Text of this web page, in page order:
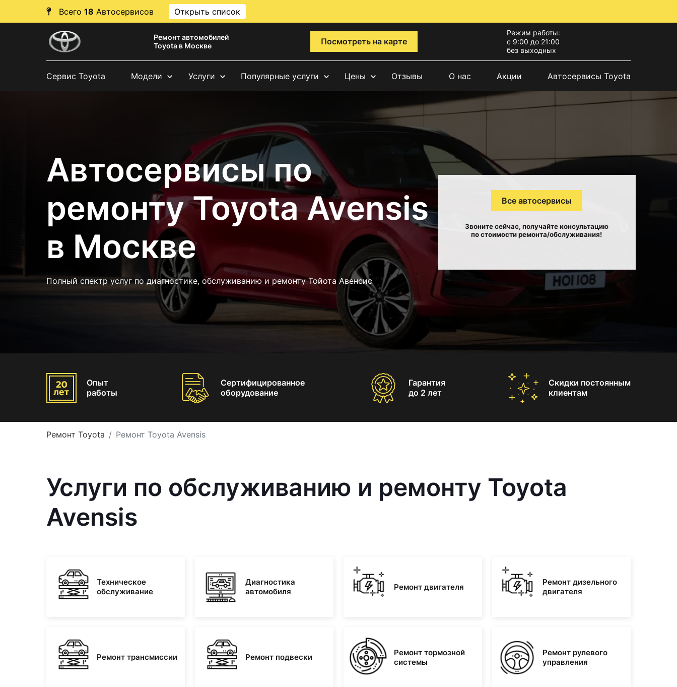
Всего 18 Автосервисов Открыть список
Ремонт автомобилей
Toyota в Москве
Посмотреть на карте
Режим работы:
с 9:00 до 21:00
без выходных
Сервис Toyota Модели Услуги Популярные услуги Цены Отзывы О нас Акции Автосервисы Toyota
Автосервисы по
ремонту Toyota Avensis
в Москве
Полный спектр услуг по диагностике, обслуживанию и ремонту Тойота Авенсис
Все автосервисы
Звоните сейчас, получайте консультацию
по стоимости ремонта/обслуживания!
Опыт
работы
Сертифицированное
оборудование
Гарантия
до 2 лет
Скидки постоянным
клиентам
Ремонт Toyota Ремонт Toyota Avensis
Услуги по обслуживанию и ремонту Toyota
Avensis
Техническое
обслуживание
Диагностика
автомобиля
Ремонт двигателя
Ремонт дизельного
двигателя
Ремонт трансмиссии Ремонт подвески
Ремонт тормозной
системы
Ремонт рулевого
управления